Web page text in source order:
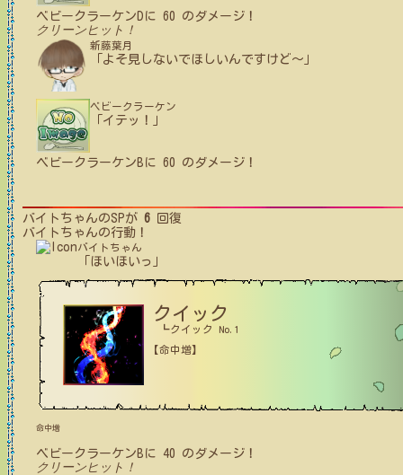
ベビークラーケンD に 60 のダメージ！
クリーンヒット！
新藤葉月
「よそ見しないでほしいんですけど～」
ベビークラーケン
「イテッ！」
ベビークラーケンB に 60 のダメージ！
バイトちゃんのSPが 6 回復
バイトちゃんの行動！
バイトちゃん
「ほいほいっ」
クイック
┗クイック No.1
【命中増】
命中増
ベビークラーケンB に 40 のダメージ！
クリーンヒット！